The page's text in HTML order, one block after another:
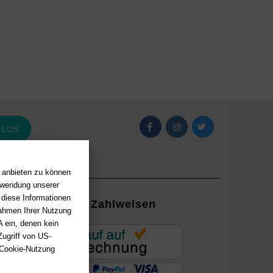
zu können
unserer
Informationen
Ihrer Nutzung
ein, denen kein
von US-
Nutzung
LOS
mit
Zahlweisen